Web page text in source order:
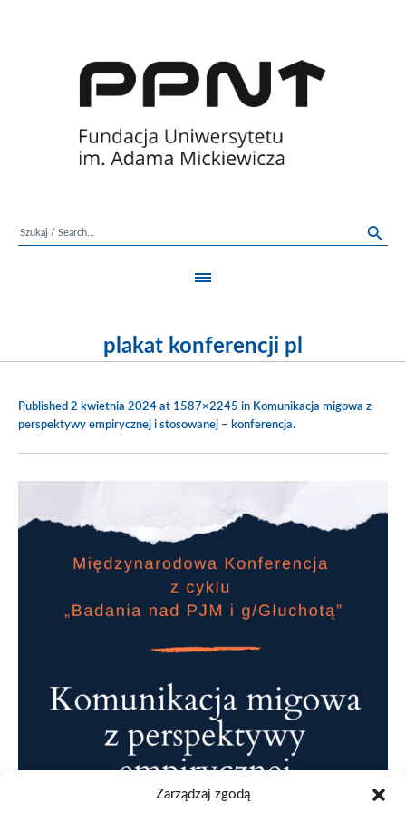
Zarządzaj zgodą
plakat konferencji pl
Published 2 kwietnia 2024 at 1587×2245 in Komunikacja migowa z
perspektywy empirycznej i stosowanej – konferencja.